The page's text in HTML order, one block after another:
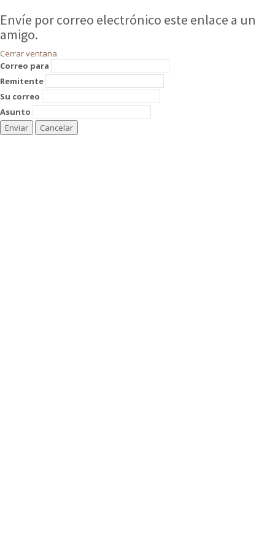
Envíe por correo electrónico este enlace a un
amigo.
Cerrar ventana
Correo para
Remitente
Su correo
Asunto
Enviar
Cancelar